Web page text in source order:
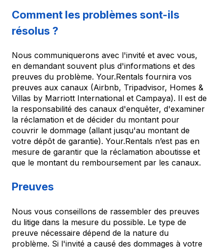
Comment les problèmes sont-ils
résolus ?
Nous communiquerons avec l'invité et avec vous,
en demandant souvent plus d'informations et des
preuves du problème. Your.Rentals fournira vos
preuves aux canaux (Airbnb, Tripadvisor, Homes &
Villas by Marriott International et Campaya). Il est de
la responsabilité des canaux d'enquêter, d'examiner
la réclamation et de décider du montant pour
couvrir le dommage (allant jusqu'au montant de
votre dépôt de garantie). Your.Rentals n’est pas en
mesure de garantir que la réclamation aboutisse et
que le montant du remboursement par les canaux.
Preuves
Nous vous conseillons de rassembler des preuves
du litige dans la mesure du possible. Le type de
preuve nécessaire dépend de la nature du
problème. Si l'invité a causé des dommages à votre